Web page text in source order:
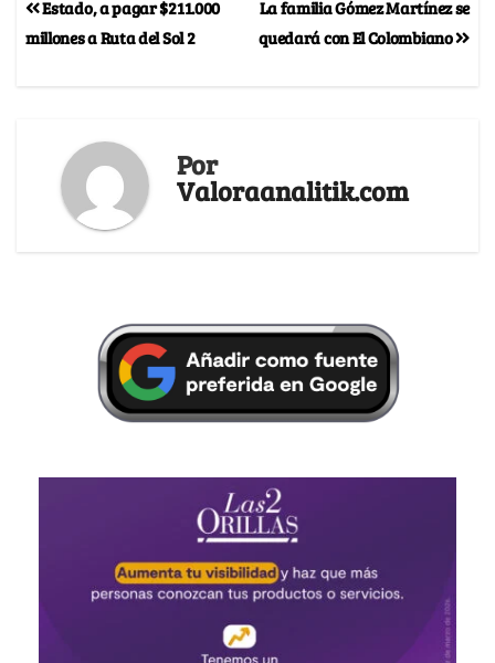
La familia Gómez Martínez se
quedará con El Colombiano
Estado, a pagar $211.000
millones a Ruta del Sol 2
Por
Valoraanalitik.com